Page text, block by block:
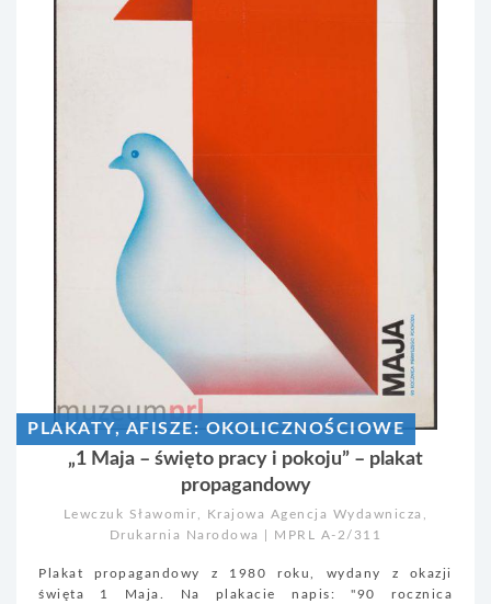
PLAKATY, AFISZE: OKOLICZNOŚCIOWE
„1 Maja – święto pracy i pokoju” – plakat
propagandowy
Lewczuk Sławomir, Krajowa Agencja Wydawnicza,
Drukarnia Narodowa | MPRL A-2/311
Plakat propagandowy z 1980 roku, wydany z okazji
święta 1 Maja. Na plakacie napis: "90 rocznica